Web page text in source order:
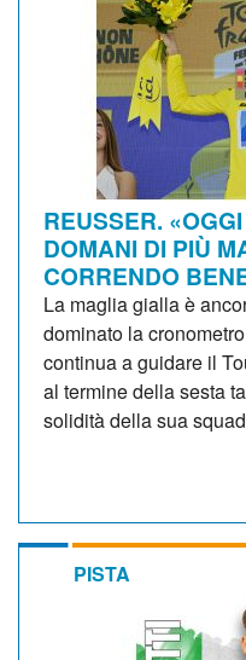
REUSSER.
DOMANI DI PIÙ
CORRENDO
La maglia gialla è
dominato la
continua a guidare il
al termine della sesta
solidità della sua
PISTA